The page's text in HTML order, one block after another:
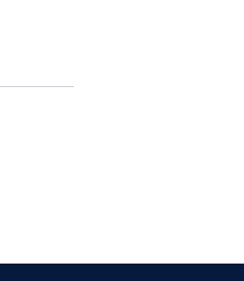
Merlot: características